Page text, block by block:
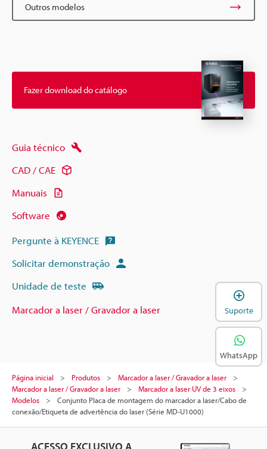
Outros modelos
Fazer download do catálogo
Guia técnico
CAD / CAE
Manuais
Software
Pergunte à KEYENCE
Solicitar demonstração
Unidade de teste
Marcador a laser / Gravador a laser
Página inicial Produtos
Marcador a laser / Gravador a laser
Marcador a laser / Gravador a laser
Marcador a laser UV de 3 eixos
Modelos
Conjunto Placa de montagem do marcador a laser/Cabo de
conexão/Etiqueta de advertência do laser (Série MD-U1000)
ACESSO EXCLUSIVO A
Suporte
WhatsApp